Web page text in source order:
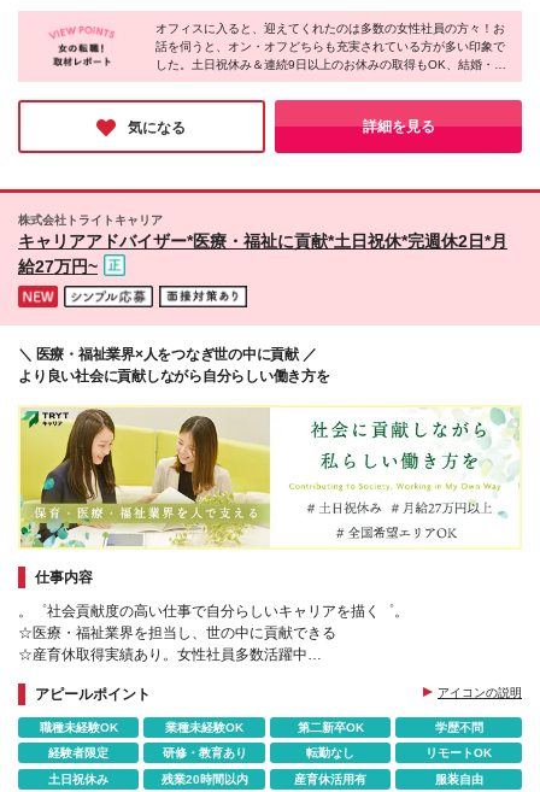
す。 自分へのご褒美や友人とのおしゃれなランチに
出かけたり 家族をディナーに誘ったりとプライベー
トも充実しています。 ☆配属に応じて入社1年目の社
は評価実額を支給♪
仙台/仙台市青葉区 ・郡山/郡山市清水台 [北関東] ・水
戸支社/茨城県水戸市 ・高崎/群馬県高崎市 ・宇都宮/
栃木県宇都宮市 [首都圏] ・大宮/さいたま市大宮区 ・
船橋/船橋市本町 ・横浜/横浜市神奈川区 [北陸/甲信越]
・新潟/新潟市中央区 ・富山/富山市新桜町 ・金沢/金
沢市広岡 [東海] ・静岡/静岡市葵区 ・名古屋/名古屋市
中区 [関西] ・京都/京都市中京区 ・神戸/神戸市中央区
更の範囲)上記を除く当社関連勤務地
オフィスに入ると、迎えてくれたのは多数の女性社員の方々！お
話を伺うと、オン・オフどちらも充実されている方が多い印象で
した。土日祝休み＆連続9日以上のお休みの取得もOK、結婚・出
産・育児などのライフイベントに沿った休暇制度も充実してい
て、プライベートの時間も大切にできることがポイントなのだそ
う！今回は特に、未経験OKの募集とのことで「新しい仕事をは
じめたい」「長期的に活躍したい」方にはオススメです♪
気になる 詳細を見る
株式会社トライトキャリア
キャリアアドバイザー*医療・福祉に貢献*⼟⽇祝休*完週休2日*月
給27万円~
＼ 医療・福祉業界×人をつなぎ世の中に貢献 ／
より良い社会に貢献しながら自分らしい働き方を
仕事内容
。゜社会貢献度の高い仕事で自分らしいキャリアを描く゜。
☆医療・福祉業界を担当し、世の中に貢献できる
☆産育休取得実績あり。女性社員多数活躍中
アピールポイント
アイコンの説明
職種未経験OK 業種未経験OK 第二新卒OK
学歴不問
経験者限定
研修・教育あり 転勤なし
リモートOK
土日祝休み
残業20時間以内 産育休活用有
服装自由